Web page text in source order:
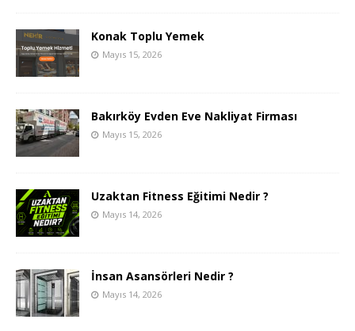
Konak Toplu Yemek
Mayıs 15, 2026
Bakırköy Evden Eve Nakliyat Firması
Mayıs 15, 2026
Uzaktan Fitness Eğitimi Nedir ?
Mayıs 14, 2026
İnsan Asansörleri Nedir ?
Mayıs 14, 2026